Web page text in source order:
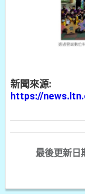
新聞來源:
https://
最後更新日